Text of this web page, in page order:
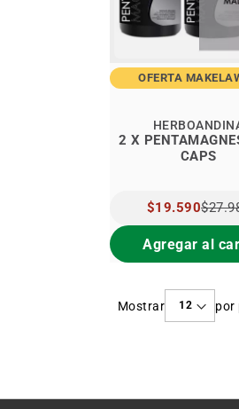
OFERTA
2 X
CAPS
PRECIO
ESPECIAL
$19.590
Agregar al
Mostrar por